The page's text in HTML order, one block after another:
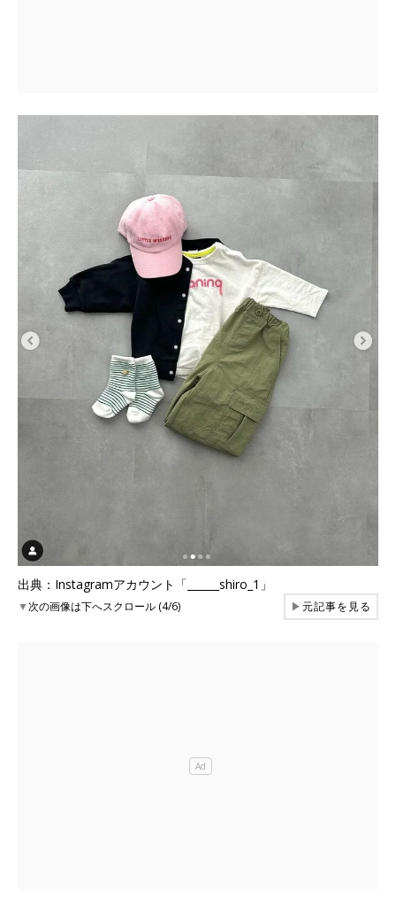
出典：Instagramアカウント「______shiro_1」
▼次の画像は下へスクロール (4/6) ▶元記事を見る